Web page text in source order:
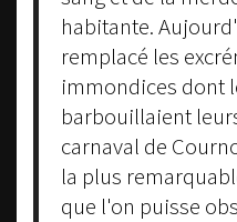
habitante.
remplacé les
immondices dont
barbouillaient
carnaval de
la plus
que l'on puisse